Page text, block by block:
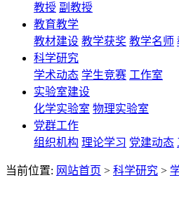
教授 副教授
教育教学
教材建设 教学获奖 教学名师
科学研究
学术动态 学生竞赛 工作室
实验室建设
化学实验室 物理实验室
党群工作
组织机构 理论学习 党建动态
当前位置: 网站首页 > 科学研究 >